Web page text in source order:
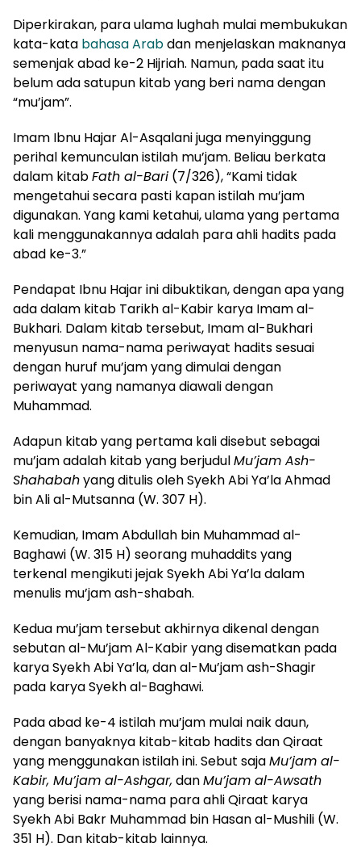
Diperkirakan, para ulama lughah mulai membukukan
kata-kata bahasa Arabdan menjelaskan maknanya
semenjak abad ke-2 Hijriah. Namun, pada saat itu
belum ada satupun kitab yang beri nama dengan
“mu’jam”.
Imam Ibnu Hajar Al-Asqalani juga menyinggung
perihal kemunculan istilah mu’jam. Beliau berkata
dalam kitabFath al-Bari (7/326), “Kami tidak
mengetahui secara pasti kapan istilah mu’jam
digunakan. Yang kami ketahui, ulama yang pertama
kali menggunakannya adalah para ahli hadits pada
abad ke-3.”
Pendapat Ibnu Hajar ini dibuktikan, dengan apa yang
ada dalam kitab Tarikh al-Kabir karya Imam al-
Bukhari. Dalam kitab tersebut, Imam al-Bukhari
menyusun nama-nama periwayat hadits sesuai
dengan huruf mu’jam yang dimulai dengan
periwayat yang namanya diawali dengan
Muhammad.
Adapun kitab yang pertama kali disebut sebagai
mu’jam adalah kitab yang berjudulMu’jam Ash-
Shahabahyang ditulis oleh Syekh Abi Ya’la Ahmad
bin Ali al-Mutsanna (W. 307 H).
Kemudian, Imam Abdullah bin Muhammad al-
Baghawi (W. 315 H) seorang muhaddits yang
terkenal mengikuti jejak Syekh Abi Ya’la dalam
menulis mu’jam ash-shabah.
Kedua mu’jam tersebut akhirnya dikenal dengan
sebutan al-Mu’jam Al-Kabir yang disematkan pada
karya Syekh Abi Ya’la, dan al-Mu’jam ash-Shagir
pada karya Syekh al-Baghawi.
Pada abad ke-4 istilah mu’jam mulai naik daun,
dengan banyaknya kitab-kitab hadits dan Qiraat
yang menggunakan istilah ini. Sebut sajaMu’jam al-
Kabir, Mu’jam al-Ashgar, danMu’jam al-Awsath
yang berisi nama-nama para ahli Qiraat karya
Syekh Abi Bakr Muhammad bin Hasan al-Mushili (W.
351 H). Dan kitab-kitab lainnya.